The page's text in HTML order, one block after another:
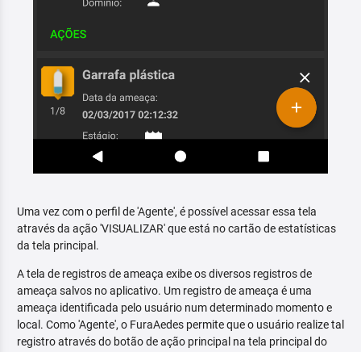
Uma vez com o perfil de 'Agente', é possível acessar essa tela
através da ação 'VISUALIZAR' que está no cartão de estatísticas
da tela principal.
A tela de registros de ameaça exibe os diversos registros de
ameaça salvos no aplicativo. Um registro de ameaça é uma
ameaça identificada pelo usuário num determinado momento e
local. Como 'Agente', o FuraAedes permite que o usuário realize tal
registro através do botão de ação principal na tela principal do